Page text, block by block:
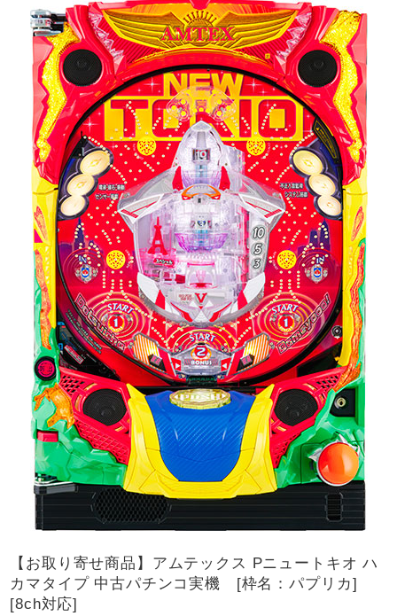
【お取り寄せ商品】アムテックス Pニュートキオ ハ
カマタイプ 中古パチンコ実機 [枠名：パプリカ]
[8ch対応]